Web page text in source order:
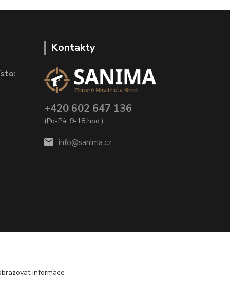
Kontakty
+420 602 647 136
(Po-Pá, 9-18 hod.)
info@sanima.cz
informace